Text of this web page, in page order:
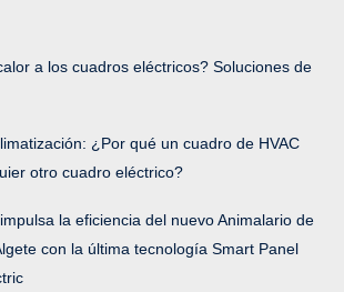
a los cuadros eléctricos? Soluciones de
¿Por qué un cuadro de HVAC
otro cuadro eléctrico?
la eficiencia del nuevo Animalario de
con la última tecnología Smart Panel